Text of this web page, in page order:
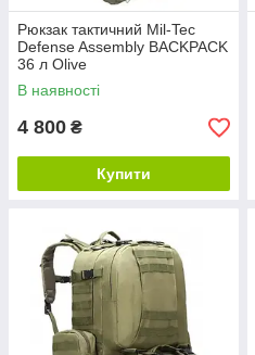
Рюкзак тактичний Mil-Tec
Defense Assembly BACKPACK
36 л Olive
В наявності
4 800 ₴
Купити